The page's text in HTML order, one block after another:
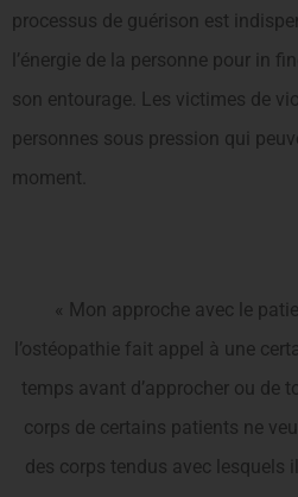
processus de guérison est
l’énergie de la personne pour in
son entourage. Les victimes de
personnes sous pression qui
moment.
« Mon approche avec le
l’ostéopathie fait appel à une
temps avant d’approcher ou de
corps de certains patients ne
des corps tendus avec lesquels